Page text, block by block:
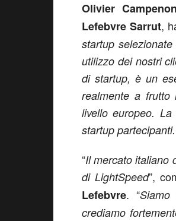
Olivier
Lefebvre Sarrut,
startup
utilizzo dei nostri
di startup, è un
realmente a frutto
livello europeo.
startup
“Il mercato italiano
di LightSpeed”,
Lefebvre. “
crediamo